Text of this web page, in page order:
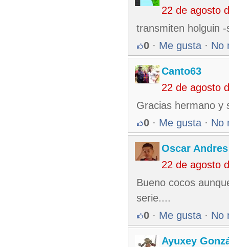
22 de agosto
transmiten holguin
0 · Me gusta · No
Canto63
22 de agosto
Gracias hermano y
0 · Me gusta · No
Oscar Andres
22 de agosto
Bueno cocos
serie....
0 · Me gusta · No
Ayuxey